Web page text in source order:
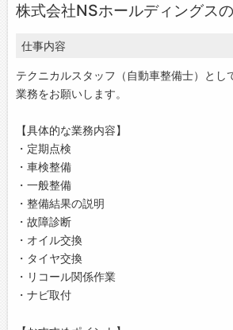
株式会社NSホールディングス
仕事内容
テクニカルスタッフ（自動車整備士）とし
業務をお願いします。
【具体的な業務内容】
・定期点検
・車検整備
・一般整備
・整備結果の説明
・故障診断
・オイル交換
・タイヤ交換
・リコール関係作業
・ナビ取付